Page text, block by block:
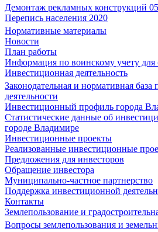
Демонтаж рекламных конструкций
Перепись населения 2020
Нормативные материалы
Новости
План работы
Информация по воинскому учету для
Инвестиционная деятельность
Законодательная и нормативная
деятельности
Инвестиционный профиль города
Статистические данные об
городе Владимире
Инвестиционные проекты
Реализованные инвестиционные
Предложения для инвесторов
Обращение инвестора
Муниципально-частное партнерство
Поддержка инвестиционной
Контакты
Землепользование и
Вопросы землепользования и